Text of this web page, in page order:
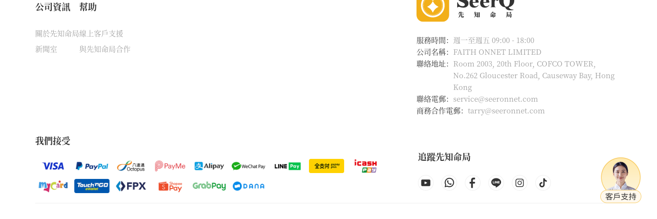
公司資訊
關於先知命局
新聞室
幫助
線上客戶支援
與先知命局合作
服務時間： 週一至週五 09:00 - 18:00
公司名稱： FAITH ONNET LIMITED
聯絡地址： Room 2003, 20th Floor, COFCO TOWER,
No.262 Gloucester Road, Causeway Bay, Hong
Kong
聯絡電郵： service@seeronnet.com
商務合作電郵： tarry@seeronnet.com
我們接受
追蹤先知命局